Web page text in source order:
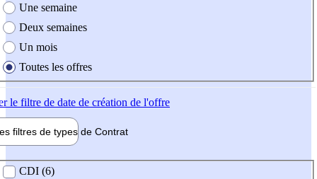
Une semaine
Deux semaines
Un mois
Toutes les offres
le filtre de date de création de l'offre
filtres de types de Contrat
contrat
CDI (6)